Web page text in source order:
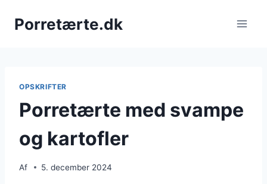
Porretærte.dk
OPSKRIFTER
Porretærte med svampe
og kartofler
Af 5. december 2024